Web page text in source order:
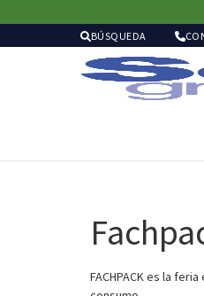
BÚSQUEDA
FACHPACK es la